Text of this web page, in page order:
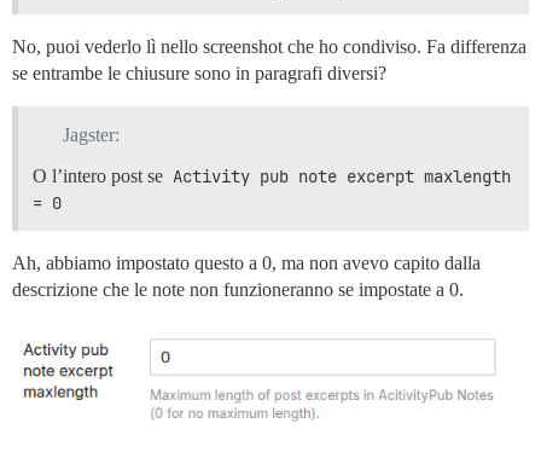
No, puoi vederlo lì nello screenshot che ho condiviso. Fa differenza
se entrambe le chiusure sono in paragrafi diversi?
Jagster:
O l’intero post se Activity pub note excerpt maxlength
= 0
Ah, abbiamo impostato questo a 0, ma non avevo capito dalla
descrizione che le note non funzioneranno se impostate a 0.